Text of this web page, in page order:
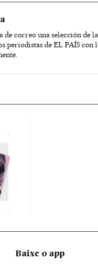
de correo una selección de
periodistas de EL PAÍS con
Baixe o app